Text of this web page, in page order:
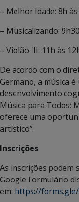
– Melhor Idade: 8h
– Musicalizando:
– Violão III: 11h às
De acordo com o
Germano, a música
desenvolvimento
Música para Todos:
oferece uma
artístico”.
Inscrições
As inscrições podem
Google Formulário
em: https://forms.gle/